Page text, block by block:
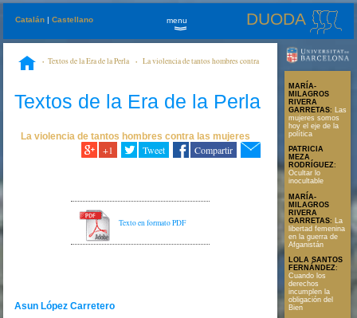
Catalán |Castellano DUODA
menu
»
Textos de la Era de la Perla
La violencia de tantos hombres contra
Textos de la Era de la Perla
La violencia de tantos hombres contra las mujeres
+1 Tweet Compartir
Texto en formato PDF
Asun López Carretero
MARÍA-
MILAGROS
RIVERA
GARRETAS: Las
mujeres somos
hoy el eje de la
política
PATRICIA
MEZA
RODRÍGUEZ:
Ocultar lo
inocultable
MARÍA-
MILAGROS
RIVERA
GARRETAS:
La
libertad femenina
en la guerra de
Afganistán
LOLA SANTOS
FERNÁNDEZ:
Cuando los
derechos
incumplen la
obligación del
Bien